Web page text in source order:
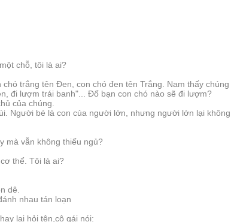
chỗ, tôi là ai?
trắng tên Đen, con chó đen tên Trắng. Nam thấy chúng
đi lượm trái banh"... Đố bạn con chó nào sẽ đi lượm?
của chúng.
Người bé là con của người lớn, nhưng người lớn lại không
mà vẫn không thiếu ngủ?
thể. Tôi là ai?
dê.
nhau tán loạn
lại hỏi tên,cô gái nói: